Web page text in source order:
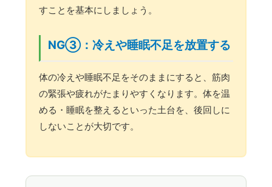
すことを基本にしましょう。
NG③：冷えや睡眠不足を放置する
体の冷えや睡眠不足をそのままにすると、筋肉
の緊張や疲れがたまりやすくなります。体を温
める・睡眠を整えるといった土台を、後回しに
しないことが大切です。